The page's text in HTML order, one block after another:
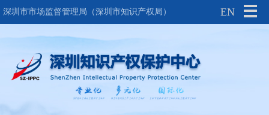
深圳市市场监督管理局（深圳市知识产权局） EN